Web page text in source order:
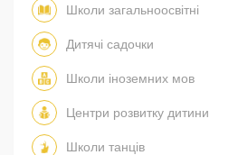
Школи загальноосвітні
Дитячі садочки
Школи іноземних мов
Центри розвитку дитини
Школи танців